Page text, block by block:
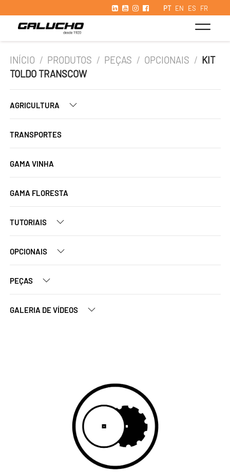
PT EN ES FR
INÍCIO / PRODUTOS / PEÇAS / OPCIONAIS / KIT
TOLDO TRANSCOW
AGRICULTURA
TRANSPORTES
GAMA VINHA
GAMA FLORESTA
TUTORIAIS
OPCIONAIS
PEÇAS
GALERIA DE VÍDEOS